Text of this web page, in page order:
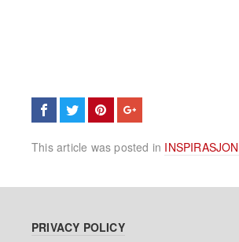
This article was posted in INSPIRASJON
PRIVACY POLICY